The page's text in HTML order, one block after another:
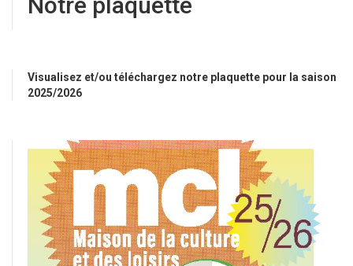
Visualisez et/ou téléchargez notre plaquette pour la saison
2025/2026